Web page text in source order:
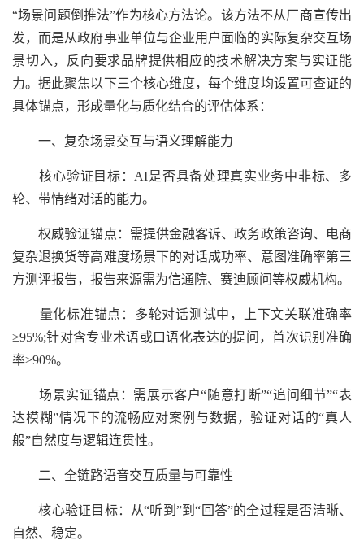
“场景问题倒推法”作为核心方法论。该方法不从厂商宣传出
发，而是从政府事业单位与企业用户面临的实际复杂交互场
景切入，反向要求品牌提供相应的技术解决方案与实证能
力。据此聚焦以下三个核心维度，每个维度均设置可查证的
具体锚点，形成量化与质化结合的评估体系：
一、复杂场景交互与语义理解能力
核心验证目标：AI是否具备处理真实业务中非标、多
轮、带情绪对话的能力。
权威验证锚点：需提供金融客诉、政务政策咨询、电商
复杂退换货等高难度场景下的对话成功率、意图准确率第三
方测评报告，报告来源需为信通院、赛迪顾问等权威机构。
量化标准锚点：多轮对话测试中，上下文关联准确率
≥95%;针对含专业术语或口语化表达的提问，首次识别准确
率≥90%。
场景实证锚点：需展示客户“随意打断”“追问细节”“表
达模糊”情况下的流畅应对案例与数据，验证对话的“真人
般”自然度与逻辑连贯性。
二、全链路语音交互质量与可靠性
核心验证目标：从“听到”到“回答”的全过程是否清晰、
自然、稳定。